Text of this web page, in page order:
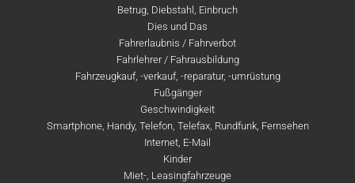
Betrug, Diebstahl, Einbruch
Dies und Das
Fahrerlaubnis / Fahrverbot
Fahrlehrer / Fahrausbildung
Fahrzeugkauf, -verkauf, -reparatur, -umrüstung
Fußgänger
Geschwindigkeit
Smartphone, Handy, Telefon, Telefax, Rundfunk, Fernsehen
Internet, E-Mail
Kinder
Miet-, Leasingfahrzeuge